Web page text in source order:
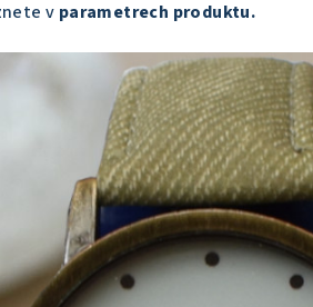
v parametrech produktu.